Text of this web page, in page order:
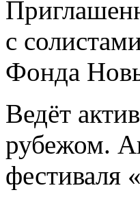
с
Фонда
Ведёт
рубежом.
фестиваля